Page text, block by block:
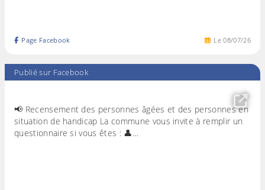
Le08/07/26
Page Facebook
Publié sur Facebook
📢 Recensement des personnes âgées et des personnes en
situation de handicap La commune vous invite à remplir un
questionnaire si vous êtes : 👤…